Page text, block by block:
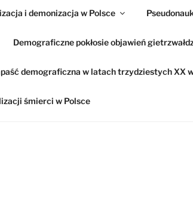
i demonizacja w Polsce
Demograficzne pokłosie objawień
demograficzna w latach trzydziestych XX
śmierci w Polsce